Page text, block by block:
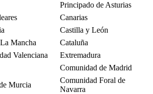
Principado de Asturias
Canarias
Castilla y León
Mancha
Cataluña
Valenciana
Extremadura
Comunidad de Madrid
Murcia
Comunidad Foral de
Navarra